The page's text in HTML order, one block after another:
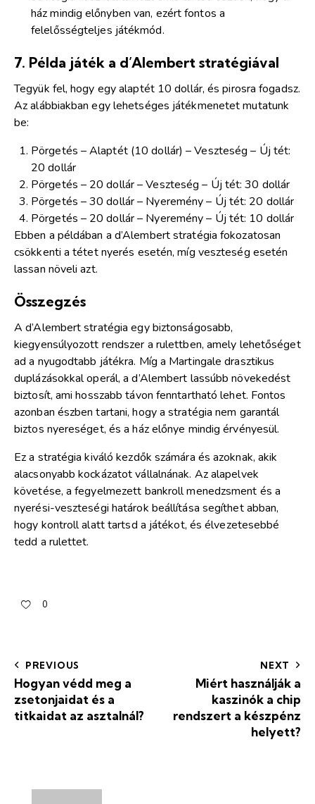
ház mindig előnyben van, ezért fontos a
felelősségteljes játékmód.
7. Példa játék a d’Alembert stratégiával
Tegyük fel, hogy egy alaptét 10 dollár, és pirosra fogadsz.
Az alábbiakban egy lehetséges játékmenetet mutatunk
be:
Pörgetés – Alaptét (10 dollár) – Veszteség – Új tét:
20 dollár
Pörgetés – 20 dollár – Veszteség – Új tét: 30 dollár
Pörgetés – 30 dollár – Nyeremény – Új tét: 20 dollár
Pörgetés – 20 dollár – Nyeremény – Új tét: 10 dollár
Ebben a példában a d’Alembert stratégia fokozatosan
csökkenti a tétet nyerés esetén, míg veszteség esetén
lassan növeli azt.
Összegzés
A d’Alembert stratégia egy biztonságosabb,
kiegyensúlyozott rendszer a rulettben, amely lehetőséget
ad a nyugodtabb játékra. Míg a Martingale drasztikus
duplázásokkal operál, a d’Alembert lassúbb növekedést
biztosít, ami hosszabb távon fenntartható lehet. Fontos
azonban észben tartani, hogy a stratégia nem garantál
biztos nyereséget, és a ház előnye mindig érvényesül.
Ez a stratégia kiváló kezdők számára és azoknak, akik
alacsonyabb kockázatot vállalnának. Az alapelvek
követése, a fegyelmezett bankroll menedzsment és a
nyerési-veszteségi határok beállítása segíthet abban,
hogy kontroll alatt tartsd a játékot, és élvezetesebbé
tedd a rulettet.
0
PREVIOUS
Hogyan védd meg a
zsetonjaidat és a
titkaidat az asztalnál?
NEXT
Miért használják a
kaszinók a chip
rendszert a készpénz
helyett?